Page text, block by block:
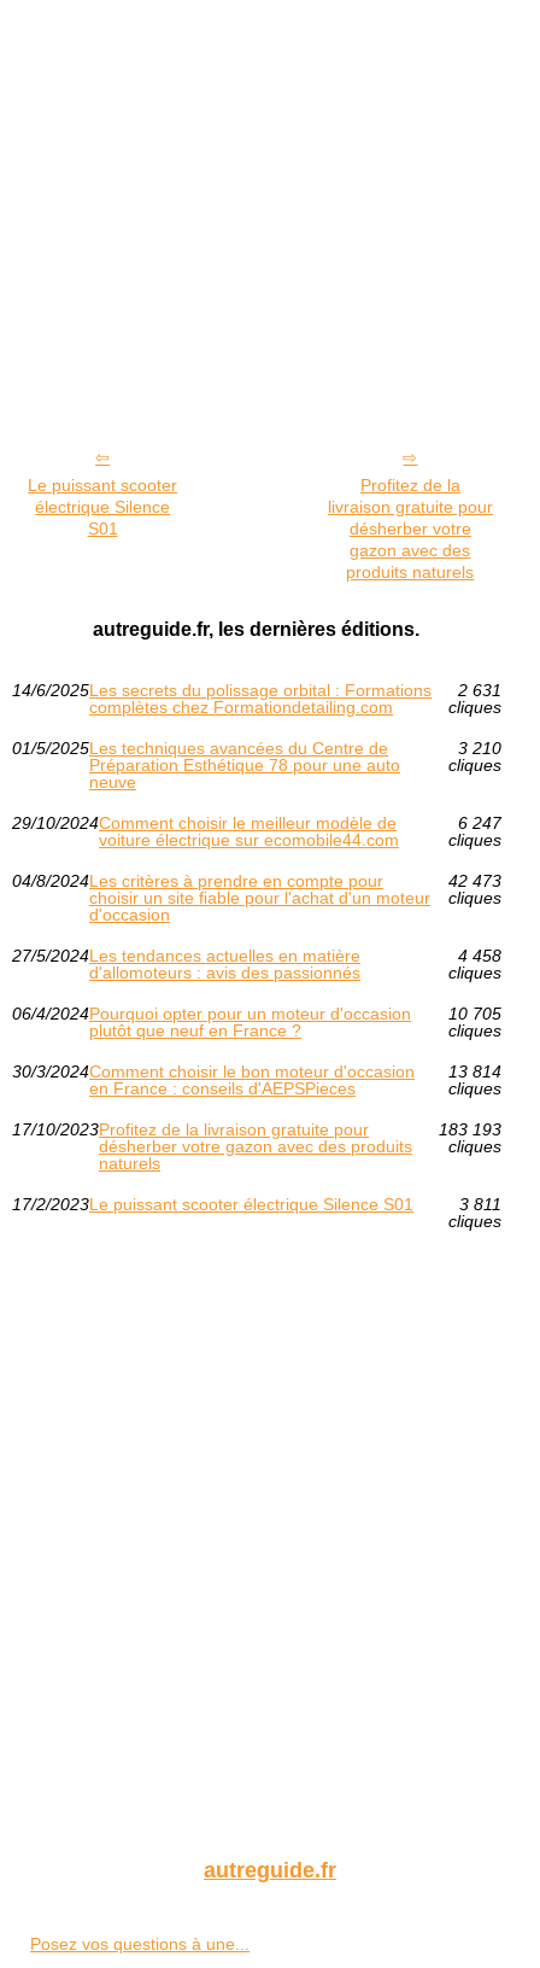
Le puissant scooter
électrique Silence
S01
Profitez de la
livraison gratuite pour
désherber votre
gazon avec des
produits naturels
autreguide.fr, les dernières éditions.
14/6/2025Les secrets du polissage orbital : Formations
complètes chez Formationdetailing.com
2 631
cliques
01/5/2025Les techniques avancées du Centre de
Préparation Esthétique 78 pour une auto
neuve
3 210
cliques
29/10/2024Comment choisir le meilleur modèle de
voiture électrique sur ecomobile44.com
6 247
cliques
04/8/2024Les critères à prendre en compte pour
choisir un site fiable pour l'achat d'un moteur
d'occasion
42 473
cliques
27/5/2024Les tendances actuelles en matière
d'allomoteurs : avis des passionnés
4 458
cliques
06/4/2024Pourquoi opter pour un moteur d'occasion
plutôt que neuf en France ?
10 705
cliques
30/3/2024Comment choisir le bon moteur d'occasion
en France : conseils d'AEPSPieces
13 814
cliques
17/10/2023Profitez de la livraison gratuite pour
désherber votre gazon avec des produits
naturels
183 193
cliques
17/2/2023Le puissant scooter électrique Silence S01
3 811
cliques
autreguide.fr
Posez vos questions à une...